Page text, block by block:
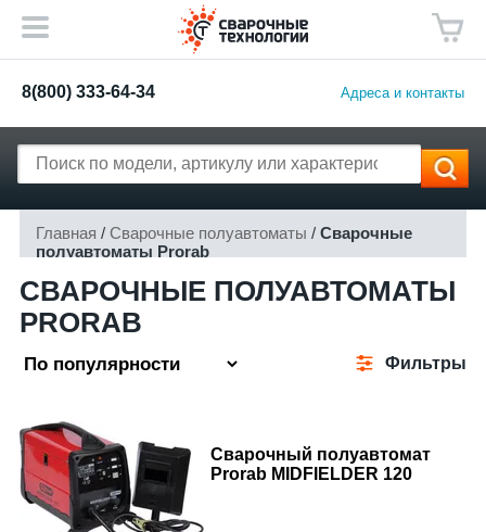
8(800) 333-64-34 Адреса и контакты
Главная / Сварочные полуавтоматы / Сварочные
полуавтоматы Prorab
СВАРОЧНЫЕ ПОЛУАВТОМАТЫ
PRORAB
Фильтры
Сварочный полуавтомат
Prorab MIDFIELDER 120